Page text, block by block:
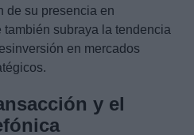
de su presencia en
subraya la tendencia
en mercados
y el